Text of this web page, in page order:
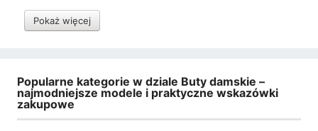
Pokaż więcej
Popularne kategorie w dziale Buty damskie –
najmodniejsze modele i praktyczne wskazówki
zakupowe